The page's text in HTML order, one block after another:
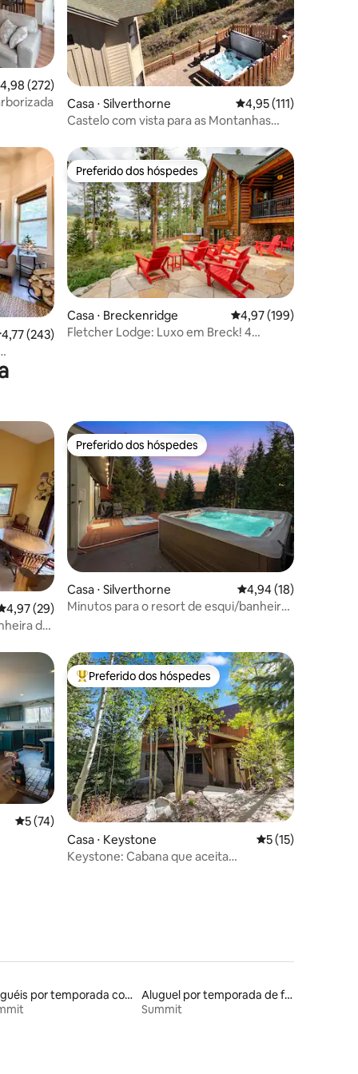
de uma avaliação média de 5, 272 avaliações
4,98 (272)
Casa ⋅ Silverthorne 4,95 de uma
4,95 (111)
Castelo com vista para as Montanhas
de uma avaliação média de 5, 243 avaliações
4,77 (243)
Preferido dos hóspedes
Preferido dos hóspedes
Casa ⋅ Breckenridge 4,97 de uma avaliação
4,97 (199)
Fletcher Lodge: Luxo em Breck! 4
hóspedes
de uma avaliação média de 5, 29 avaliações
4,97 (29)
de
Preferido dos hóspedes
Preferido dos hóspedes
Casa ⋅ Silverthorne 4,94 de uma
4,94 (18)
Minutos para o resort de esqui/banheira
hóspedes
5 de uma avaliação média de 5, 74 avaliações
5 (74)
Entre os melhores preferidos dos hóspedes
Preferido dos hóspedes
Casa ⋅ Keystone 5 de uma
5 (15)
Keystone: Cabana que aceita
Aluguéis por temporada com acesso ao lago
Aluguel por temporada de flats
Summit